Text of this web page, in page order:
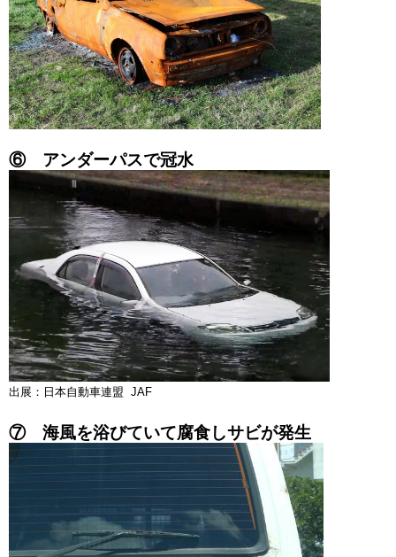
⑥ アンダーパスで冠水
出展：日本自動車連盟 JAF
⑦ 海風を浴びていて腐食しサビが発生